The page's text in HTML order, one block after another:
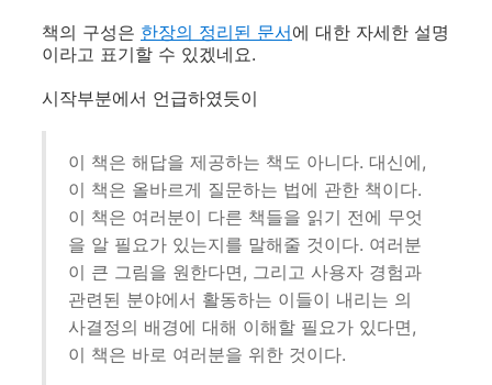
책의 구성은 한장의 정리된 문서에 대한 자세한 설명
이라고 표기할 수 있겠네요.
시작부분에서 언급하였듯이
이 책은 해답을 제공하는 책도 아니다. 대신에,
이 책은 올바르게 질문하는 법에 관한 책이다.
이 책은 여러분이 다른 책들을 읽기 전에 무엇
을 알 필요가 있는지를 말해줄 것이다. 여러분
이 큰 그림을 원한다면, 그리고 사용자 경험과
관련된 분야에서 활동하는 이들이 내리는 의
사결정의 배경에 대해 이해할 필요가 있다면,
이 책은 바로 여러분을 위한 것이다.